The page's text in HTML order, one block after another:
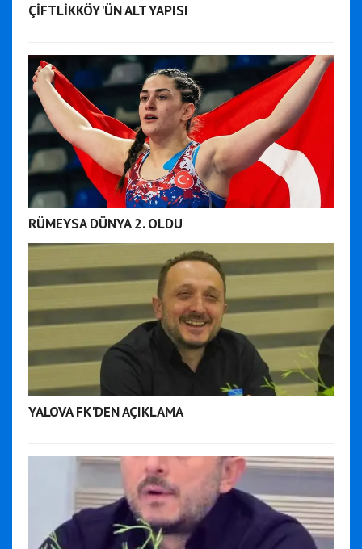
ÇİFTLİKKÖY'ÜN ALT YAPISI
RÜMEYSA DÜNYA 2. OLDU
YALOVA FK'DEN AÇIKLAMA